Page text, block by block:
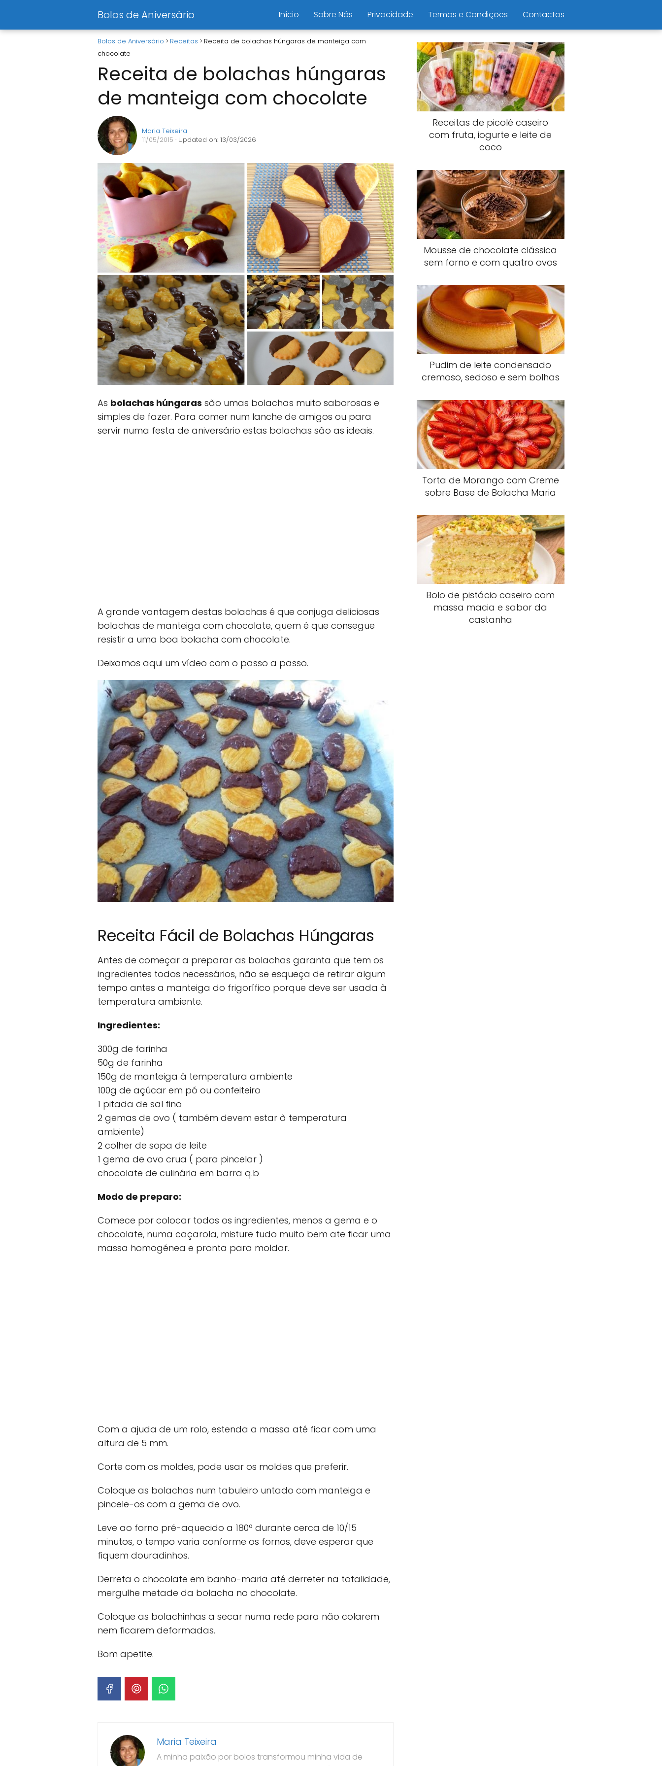
Bolos de Aniversário Início Sobre Nós Privacidade Termos e Condições Contactos
Bolos de Aniversário Receitas
Receita de bolachas húngaras de manteiga com
chocolate
Receita de bolachas húngaras
de manteiga com chocolate
Maria Teixeira
11/05/2015 · Updated on: 13/03/2026
As bolachas húngaras são umas bolachas muito saborosas e
simples de fazer. Para comer num lanche de amigos ou para
servir numa festa de aniversário estas bolachas são as ideais.
A grande vantagem destas bolachas é que conjuga deliciosas
bolachas de manteiga com chocolate, quem é que consegue
resistir a uma boa bolacha com chocolate.
Deixamos aqui um vídeo com o passo a passo.
Receita Fácil de Bolachas Húngaras
Antes de começar a preparar as bolachas garanta que tem os
ingredientes todos necessários, não se esqueça de retirar algum
tempo antes a manteiga do frigorífico porque deve ser usada à
temperatura ambiente.
Ingredientes:
300g de farinha
50g de farinha
150g de manteiga à temperatura ambiente
100g de açúcar em pó ou confeiteiro
1 pitada de sal fino
2 gemas de ovo ( também devem estar à temperatura
ambiente)
2 colher de sopa de leite
1 gema de ovo crua ( para pincelar )
chocolate de culinária em barra q.b
Modo de preparo:
Comece por colocar todos os ingredientes, menos a gema e o
chocolate, numa caçarola, misture tudo muito bem ate ficar uma
massa homogénea e pronta para moldar.
Com a ajuda de um rolo, estenda a massa até ficar com uma
altura de 5 mm.
Corte com os moldes, pode usar os moldes que preferir.
Coloque as bolachas num tabuleiro untado com manteiga e
pincele-os com a gema de ovo.
Leve ao forno pré-aquecido a 180º durante cerca de 10/15
minutos, o tempo varia conforme os fornos, deve esperar que
fiquem douradinhos.
Derreta o chocolate em banho-maria até derreter na totalidade,
mergulhe metade da bolacha no chocolate.
Coloque as bolachinhas a secar numa rede para não colarem
nem ficarem deformadas.
Bom apetite.
Maria Teixeira
A minha paixão por bolos transformou minha vida de
Receitas de picolé caseiro
com fruta, iogurte e leite de
coco
Mousse de chocolate clássica
sem forno e com quatro ovos
Pudim de leite condensado
cremoso, sedoso e sem bolhas
Torta de Morango com Creme
sobre Base de Bolacha Maria
Bolo de pistácio caseiro com
massa macia e sabor da
castanha